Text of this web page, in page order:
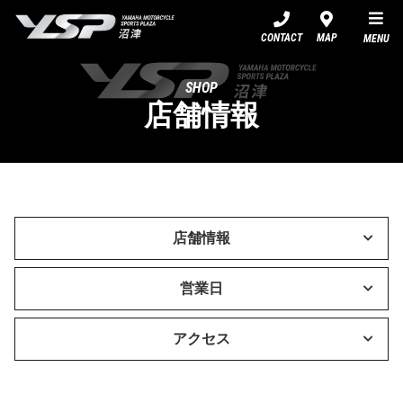
CONTACT MAP MENU
SHOP
店舗情報
店舗情報
営業日
アクセス